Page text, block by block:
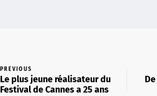
PREVIOUS
Le plus jeune réalisateur du
Festival de Cannes a 25 ans